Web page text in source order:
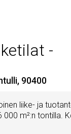
-
90400
liike- ja
000 m²:n tontilla.